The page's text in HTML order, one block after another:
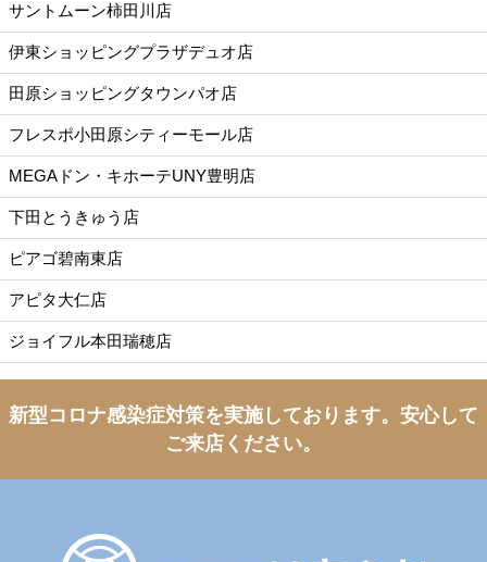
サントムーン柿田川店
伊東ショッピングプラザデュオ店
田原ショッピングタウンパオ店
フレスポ小田原シティーモール店
MEGAドン・キホーテUNY豊明店
下田とうきゅう店
ピアゴ碧南東店
アピタ大仁店
ジョイフル本田瑞穂店
新型コロナ感染症対策を実施しております。 安心して
ご来店ください。